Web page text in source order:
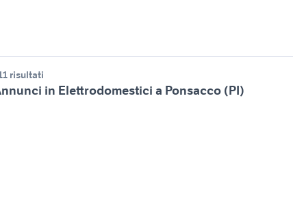
risultati
in Elettrodomestici a Ponsacco (PI)